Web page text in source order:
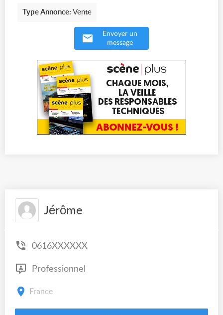
Type Annonce: Vente
Envoyer un
message
Jérôme
0616XXXXXX
Professionnel
France